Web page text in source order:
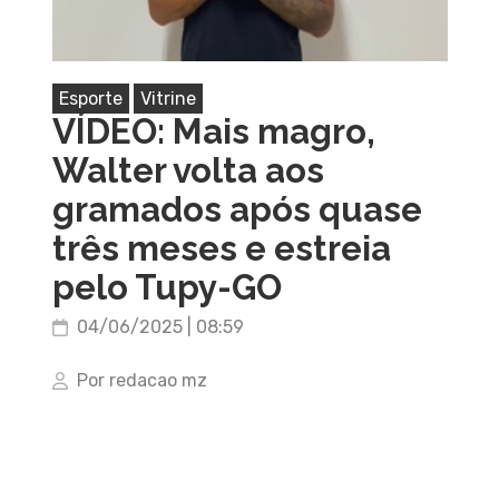
Esporte Vitrine
VÍDEO: Mais magro,
Walter volta aos
gramados após quase
três meses e estreia
pelo Tupy-GO
04/06/2025 | 08:59
Por redacao mz